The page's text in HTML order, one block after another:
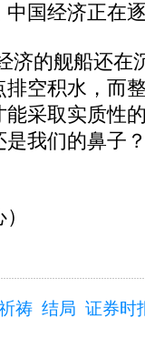
国经济正在
的舰船还在
空积水，而
采取实质性
我们的鼻子
祷 结局 证券时